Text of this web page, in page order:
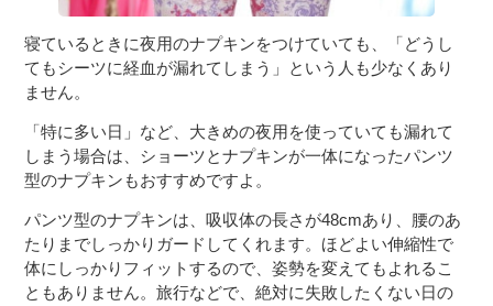
寝ているときに夜用のナプキンをつけていても、「どうし
てもシーツに経血が漏れてしまう」という人も少なくあり
ません。
「特に多い日」など、大きめの夜用を使っていても漏れて
しまう場合は、ショーツとナプキンが一体になったパンツ
型のナプキンもおすすめですよ。
パンツ型のナプキンは、吸収体の長さが48cmあり、腰のあ
たりまでしっかりガードしてくれます。ほどよい伸縮性で
体にしっかりフィットするので、姿勢を変えてもよれるこ
ともありません。旅行などで、絶対に失敗したくない日の